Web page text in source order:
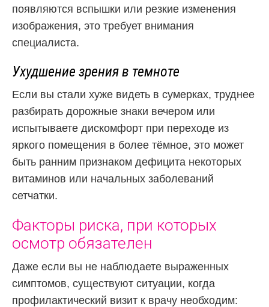
появляются вспышки или резкие изменения
изображения, это требует внимания
специалиста.
Ухудшение зрения в темноте
Если вы стали хуже видеть в сумерках, труднее
разбирать дорожные знаки вечером или
испытываете дискомфорт при переходе из
яркого помещения в более тёмное, это может
быть ранним признаком дефицита некоторых
витаминов или начальных заболеваний
сетчатки.
Факторы риска, при которых
осмотр обязателен
Даже если вы не наблюдаете выраженных
симптомов, существуют ситуации, когда
профилактический визит к врачу необходим: